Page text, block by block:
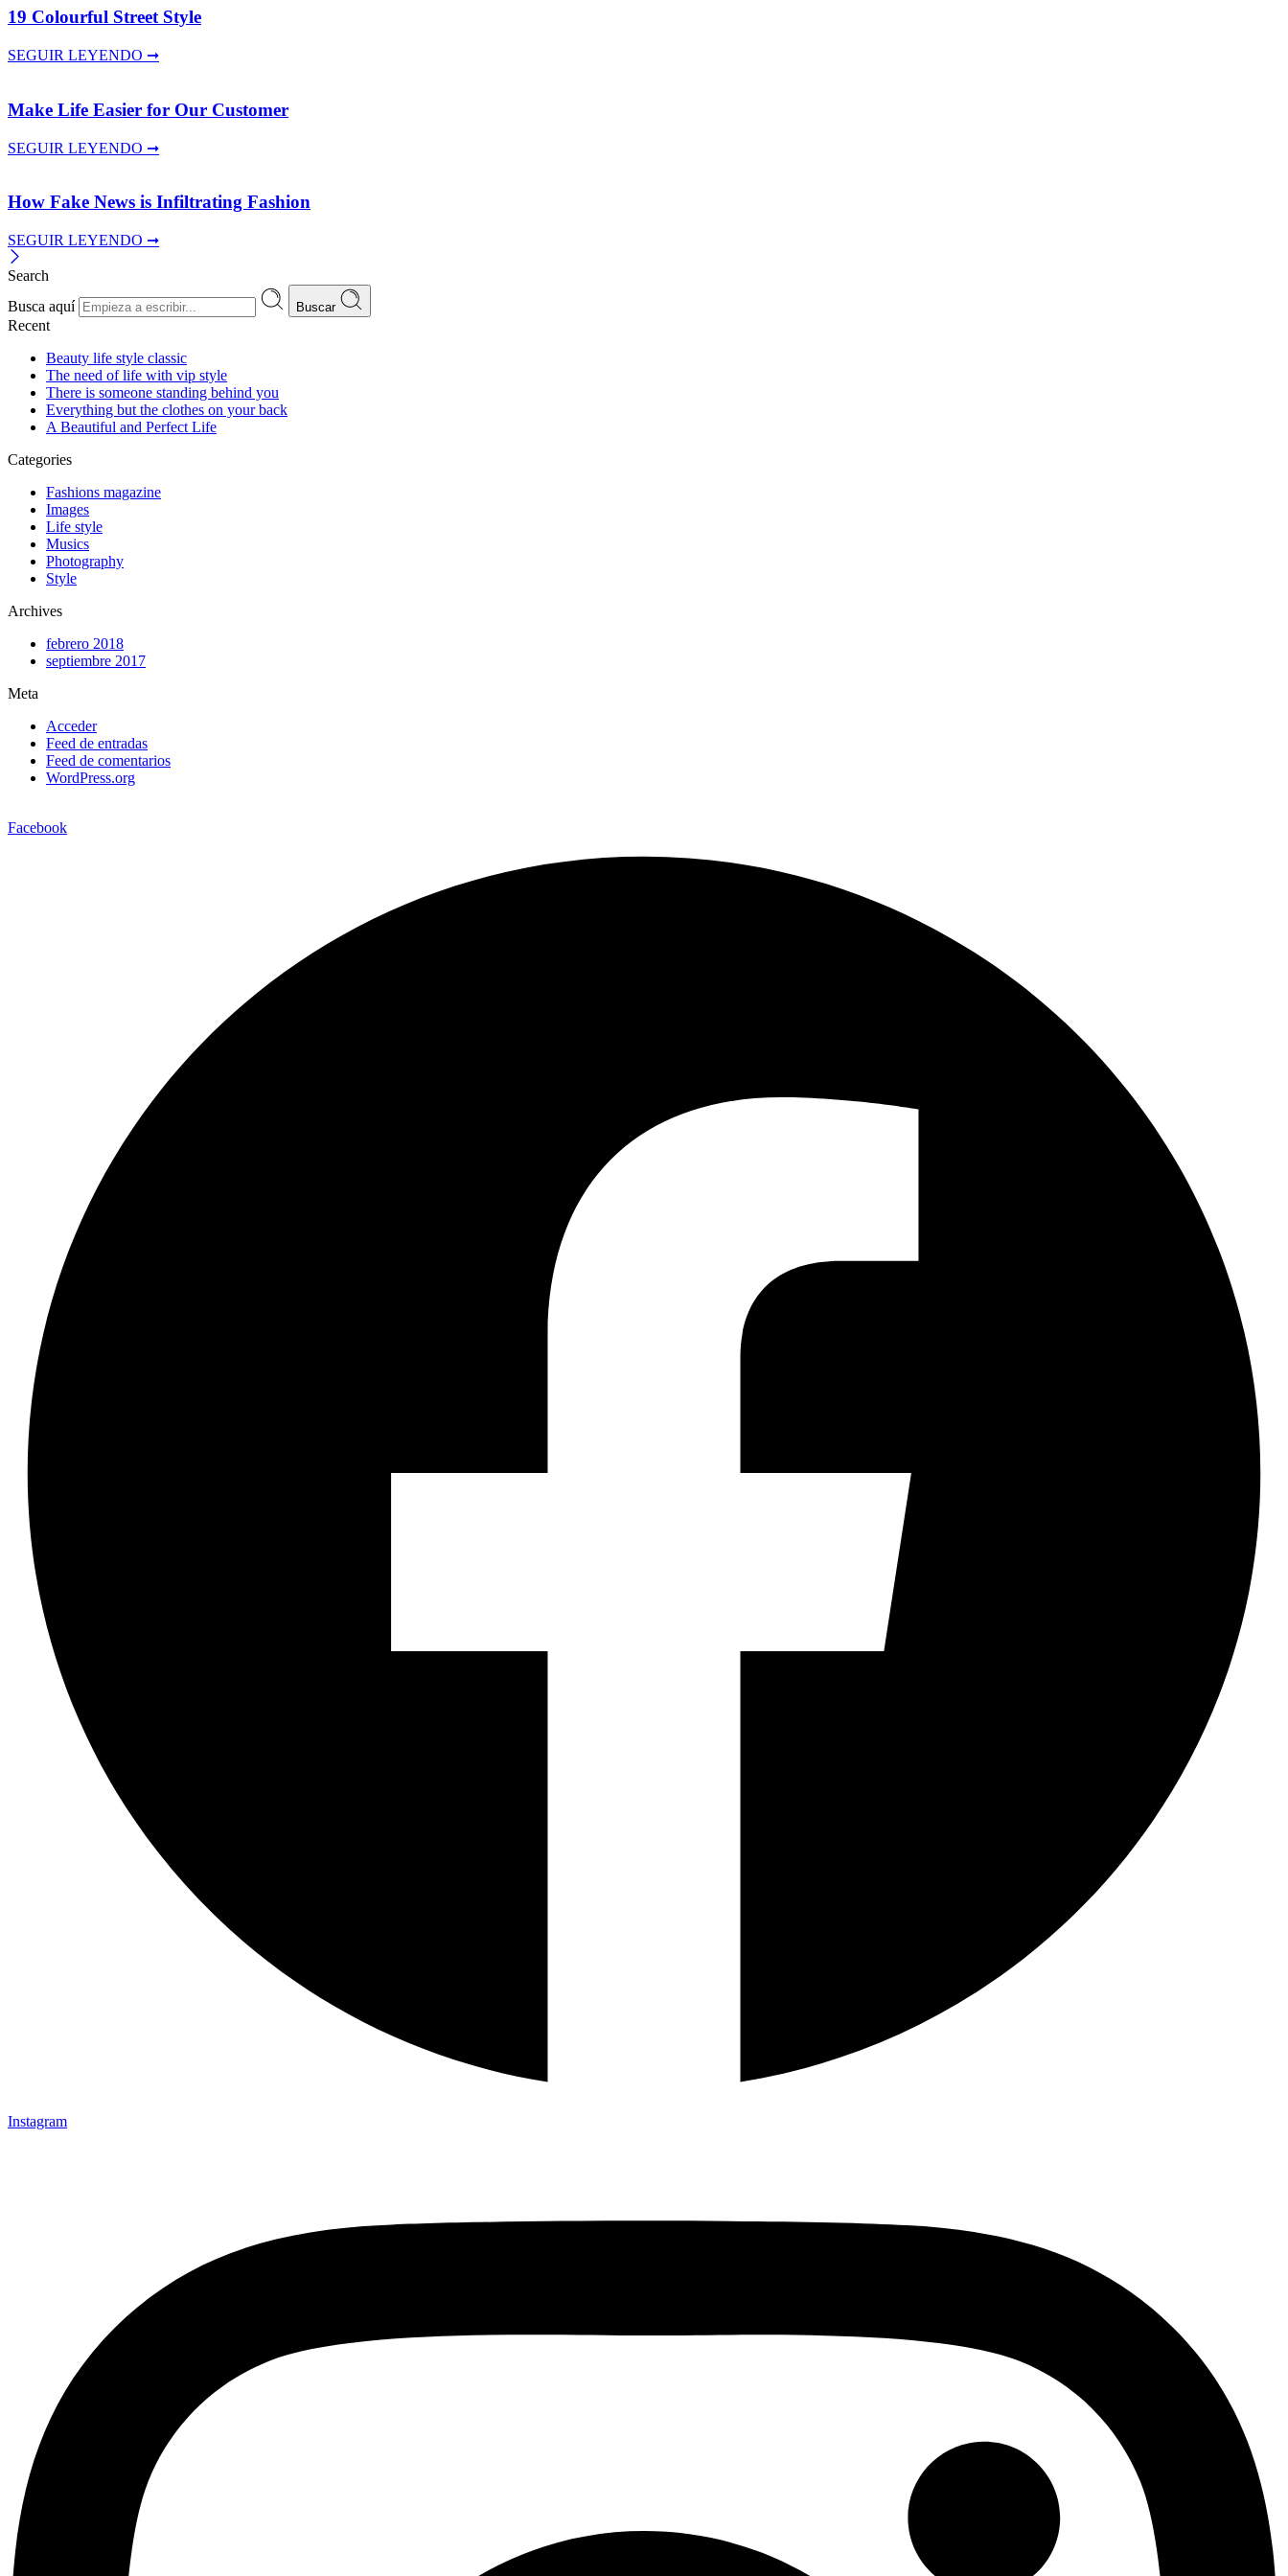
19 Colourful Street Style
SEGUIR LEYENDO ➞
Make Life Easier for Our Customer
SEGUIR LEYENDO ➞
How Fake News is Infiltrating Fashion
SEGUIR LEYENDO ➞
Search
Busca aquí
Buscar
Recent
Beauty life style classic
The need of life with vip style
There is someone standing behind you
Everything but the clothes on your back
A Beautiful and Perfect Life
Categories
Fashions magazine
Images
Life style
Musics
Photography
Style
Archives
febrero 2018
septiembre 2017
Meta
Acceder
Feed de entradas
Feed de comentarios
WordPress.org
Facebook
Instagram